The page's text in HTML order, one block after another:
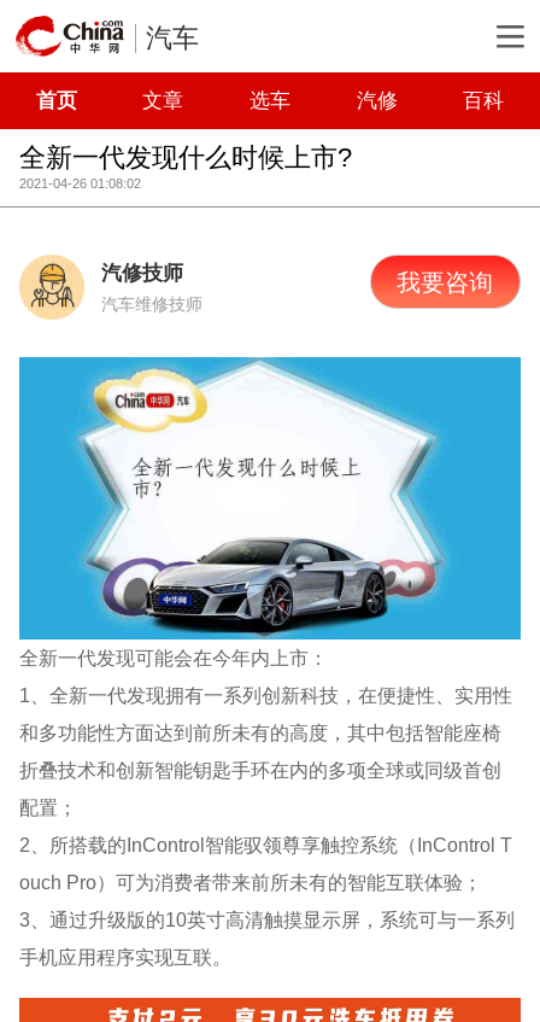
汽车
首页 文章 选车 汽修 百科
全新一代发现什么时候上市?
2021-04-26 01:08:02
汽修技师
汽车维修技师
我要咨询
全新一代发现可能会在今年内上市：
1、全新一代发现拥有一系列创新科技，在便捷性、实用性
和多功能性方面达到前所未有的高度，其中包括智能座椅
折叠技术和创新智能钥匙手环在内的多项全球或同级首创
配置；
2、所搭载的InControl智能驭领尊享触控系统（InControl T
ouch Pro）可为消费者带来前所未有的智能互联体验；
3、通过升级版的10英寸高清触摸显示屏，系统可与一系列
手机应用程序实现互联。